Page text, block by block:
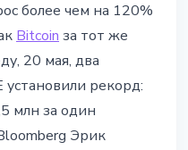
ETF-фонды
$25,5 млн
более чем на 120%
Bitcoin за тот же
20 мая, два
установили рекорд:
млн за один
Эрик